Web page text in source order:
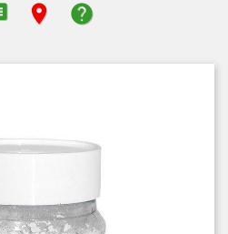
reply-text
room help